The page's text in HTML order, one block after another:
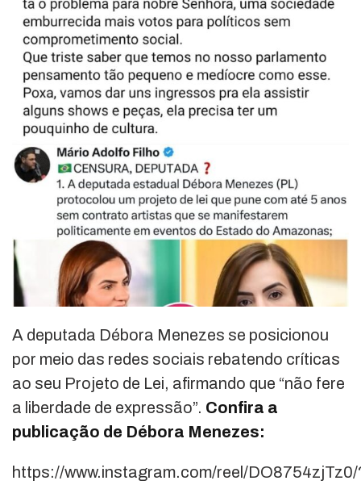
A deputada Débora Menezes se posicionou
por meio das redes sociais rebatendo críticas
ao seu Projeto de Lei, afirmando que “não fere
a liberdade de expressão”. Confira a
publicação de Débora Menezes:
https://www.instagram.com/reel/DO8754zjTz0/